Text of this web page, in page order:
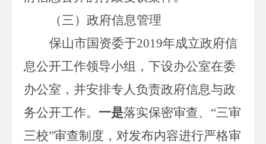
（三）政府信息管理
保山市国资委于2019年成立政府信
息公开工作领导小组，下设办公室在委
办公室，并安排专人负责政府信息与政
务公开工作。 一是落实保密审查、 “三审
三校”审查制度，对发布内容进行严格审